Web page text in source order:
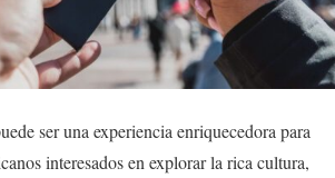
ser una experiencia enriquecedora para
interesados en explorar la rica cultura,